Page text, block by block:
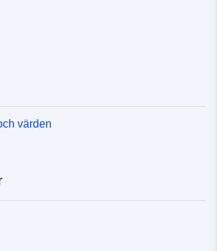
värden